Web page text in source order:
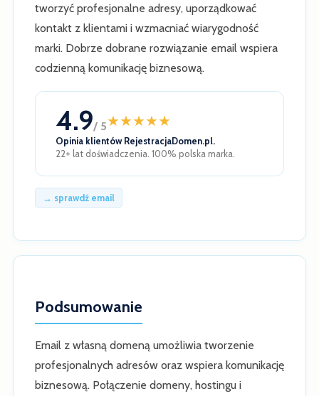
tworzyć profesjonalne adresy, uporządkować
kontakt z klientami i wzmacniać wiarygodność
marki. Dobrze dobrane rozwiązanie email wspiera
codzienną komunikację biznesową.
4.9/ 5★★★★★
Opinia klientów RejestracjaDomen.pl.
22+ lat doświadczenia. 100% polska marka.
→ sprawdź email
Podsumowanie
Email z własną domeną umożliwia tworzenie
profesjonalnych adresów oraz wspiera komunikację
biznesową. Połączenie domeny, hostingu i